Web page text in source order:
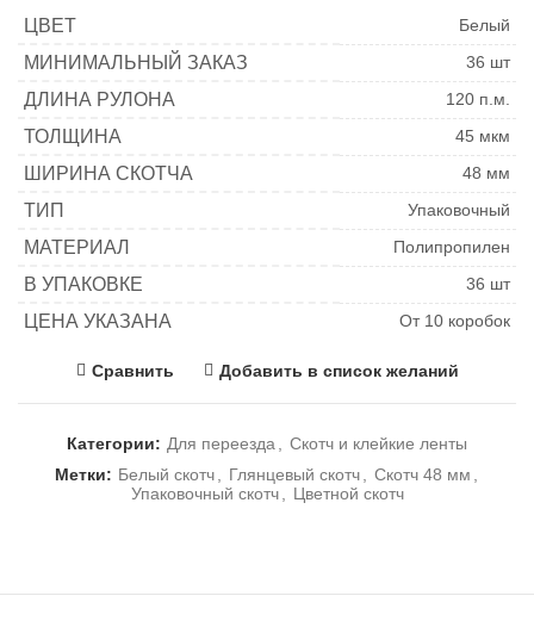
ЦВЕТ Белый
МИНИМАЛЬНЫЙ ЗАКАЗ 36 шт
ДЛИНА РУЛОНА 120 п.м.
ТОЛЩИНА 45 мкм
ШИРИНА СКОТЧА 48 мм
ТИП Упаковочный
МАТЕРИАЛ Полипропилен
В УПАКОВКЕ 36 шт
ЦЕНА УКАЗАНА От 10 коробок
Сравнить Добавить в список желаний
Категории: Для переезда , Скотч и клейкие ленты
Метки: Белый скотч, Глянцевый скотч, Скотч 48 мм ,
Упаковочный скотч , Цветной скотч